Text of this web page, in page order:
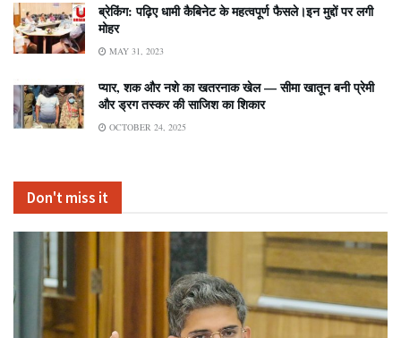
ब्रेकिंग: पढ़िए धामी कैबिनेट के महत्वपूर्ण फैसले।इन मुद्दों पर लगी
मोहर
MAY 31, 2023
प्यार, शक और नशे का खतरनाक खेल — सीमा खातून बनी प्रेमी
और ड्रग तस्कर की साजिश का शिकार
OCTOBER 24, 2025
Don't miss it